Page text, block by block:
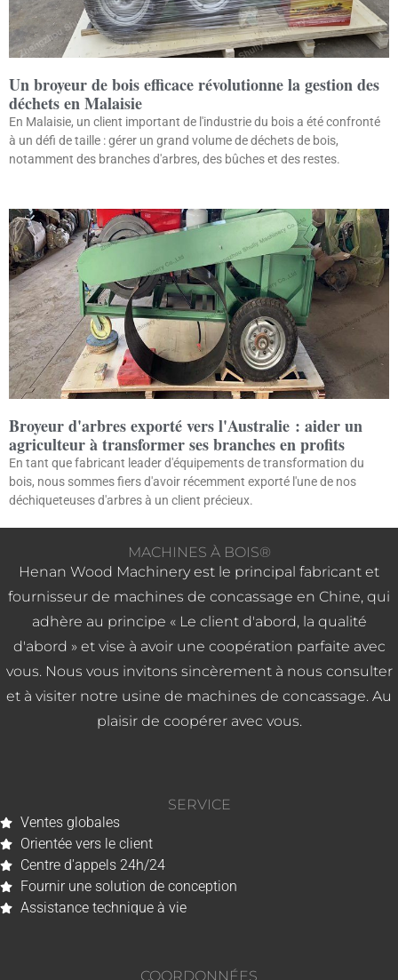
Un broyeur de bois efficace révolutionne la gestion des
déchets en Malaisie
En Malaisie, un client important de l'industrie du bois a été confronté
à un défi de taille : gérer un grand volume de déchets de bois,
notamment des branches d'arbres, des bûches et des restes.
Broyeur d'arbres exporté vers l'Australie : aider un
agriculteur à transformer ses branches en profits
En tant que fabricant leader d'équipements de transformation du
bois, nous sommes fiers d'avoir récemment exporté l'une de nos
déchiqueteuses d'arbres à un client précieux.
MACHINES À BOIS®
Henan Wood Machinery est le principal fabricant et
fournisseur de machines de concassage en Chine, qui
adhère au principe « Le client d'abord, la qualité
d'abord » et vise à avoir une coopération parfaite avec
vous. Nous vous invitons sincèrement à nous consulter
et à visiter notre usine de machines de concassage. Au
plaisir de coopérer avec vous.
SERVICE
Ventes globales
Orientée vers le client
Centre d'appels 24h/24
Fournir une solution de conception
Assistance technique à vie
COORDONNÉES